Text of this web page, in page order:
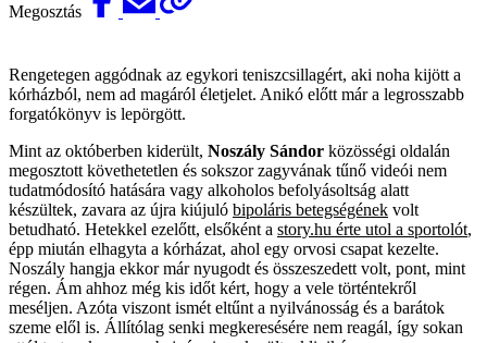
Megosztás
Rengetegen aggódnak az egykori teniszcsillagért, aki noha kijött a
kórházból, nem ad magáról életjelet. Anikó előtt már a legrosszabb
forgatókönyv is lepörgött.
Mint az októberben kiderült, Noszály Sándor közösségi oldalán
megosztott követhetetlen és sokszor zagyvának tűnő videói nem
tudatmódosító hatására vagy alkoholos befolyásoltság alatt
készültek, zavara az újra kiújuló bipoláris betegségének volt
betudható. Hetekkel ezelőtt, elsőként a story.hu érte utol a sportolót,
épp miután elhagyta a kórházat, ahol egy orvosi csapat kezelte.
Noszály hangja ekkor már nyugodt és összeszedett volt, pont, mint
régen. Ám ahhoz még kis időt kért, hogy a vele történtekről
meséljen. Azóta viszont ismét eltűnt a nyilvánosság és a barátok
szeme elől is. Állítólag senki megkeresésére nem reagál, így sokan